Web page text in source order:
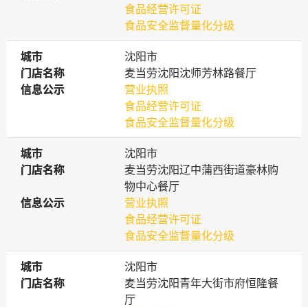
食品经营许可证
食品安全监督量化分级
城市
城市
沈阳市
门店名称
门店名称
麦当劳沈阳沈师芳林路餐厅
信息公示
信息公示
营业执照
食品经营许可证
食品安全监督量化分级
城市
城市
沈阳市
门店名称
门店名称
麦当劳沈阳辽中蒲西街道豪林购
物中心餐厅
信息公示
信息公示
营业执照
食品经营许可证
食品安全监督量化分级
城市
城市
沈阳市
门店名称
门店名称
麦当劳沈阳青年大街市府恒隆餐
厅